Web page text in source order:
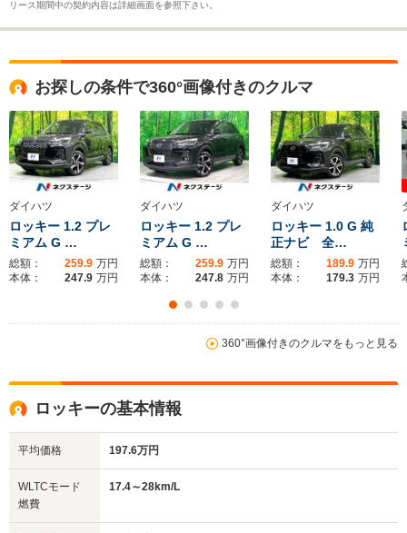
リース期間中の契約内容は詳細画面を参照下さい。
お探しの条件で360°画像付きのクルマ
ダイハツ
ロッキー 1.2 プレ
ミアム G …
総額： 259.9 万円
本体：
247.9 万円
ダイハツ
ロッキー 1.2 プレ
ミアム G …
総額： 259.9 万円
本体：
247.8 万円
ダイハツ
ロッキー 1.0 G 純
正ナビ 全…
総額： 189.9 万円
本体：
179.3 万円
360°画像付きのクルマをもっと見る
ロッキーの基本情報
平均価格 197.6万円
WLTCモード
燃費
17.4～28km/L